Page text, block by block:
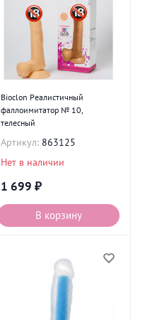
Bioclon Реалистичный
фаллоимитатор № 10,
телесный
Артикул: 863125
Нет в наличии
1 699 ₽
В корзину